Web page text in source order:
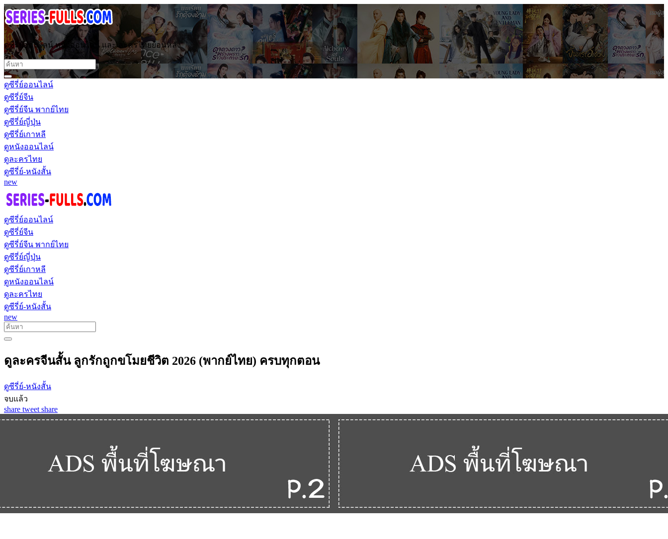
ดูซีรี่ย์ออนไลน์ หนังออนไลน์ และ ละครไทยย้อนหลัง
ดูซีรี่ย์ออนไลน์
ดูซีรี่ย์จีน
ดูซีรี่ย์จีน พากย์ไทย
ดูซีรี่ย์ญี่ปุ่น
ดูซีรี่ย์เกาหลี
ดูหนังออนไลน์
ดูละครไทย
ดูซีรี่ย์-หนังสั้น
new
ดูซีรี่ย์ออนไลน์
ดูซีรี่ย์จีน
ดูซีรี่ย์จีน พากย์ไทย
ดูซีรี่ย์ญี่ปุ่น
ดูซีรี่ย์เกาหลี
ดูหนังออนไลน์
ดูละครไทย
ดูซีรี่ย์-หนังสั้น
new
ดูละครจีนสั้น ลูกรักถูกขโมยชีวิต 2026 (พากย์ไทย) ครบทุกตอน
ดูซีรี่ย์-หนังสั้น
จบแล้ว
share tweet share